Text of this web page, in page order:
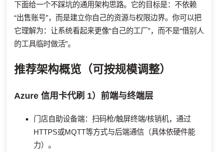
下面给一个不踩坑的通用架构思路。它的目标是：不依赖
“出售账号”，而是建立你自己的资源与权限边界。你可以把
它理解为：让系统看起来更像“自己的工厂”，而不是“借别人
的工具临时做活”。
推荐架构概览（可按规模调整）
Azure 信用卡代刷 1）前端与终端层
门店自助设备端：扫码枪/触屏终端/核销机，通过
HTTPS或MQTT等方式与后端通信（具体依硬件能
力）。